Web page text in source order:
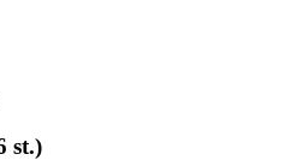
st.)